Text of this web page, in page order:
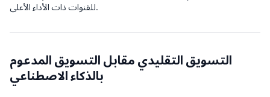
للقنوات ذات الأداء الأعلى.
التسويق التقليدي مقابل التسويق المدعوم
بالذكاء الاصطناعي